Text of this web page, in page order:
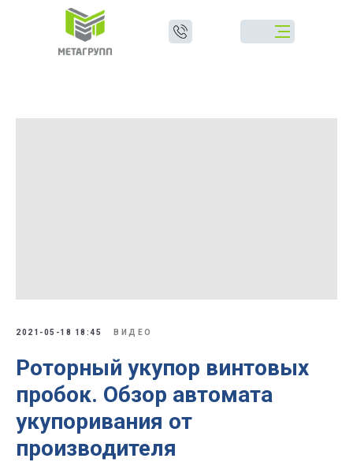
2021-05-18 18:45 ВИДЕО
Роторный укупор винтовых
пробок. Обзор автомата
укупоривания от
производителя